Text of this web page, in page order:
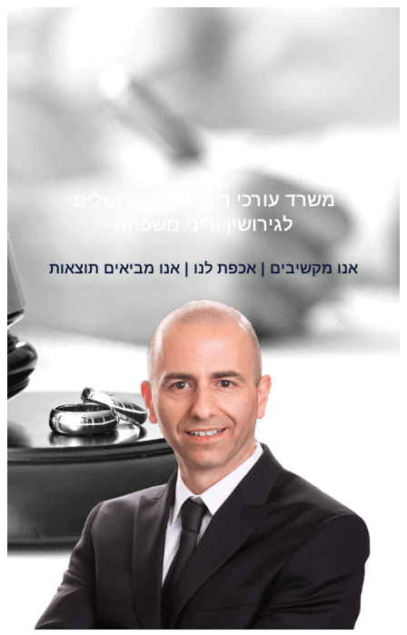
משרד עורכי דין מוביל בירושלים
לגירושין ודיני משפחה
אנו מקשיבים | אכפת לנו | אנו מביאים תוצאות